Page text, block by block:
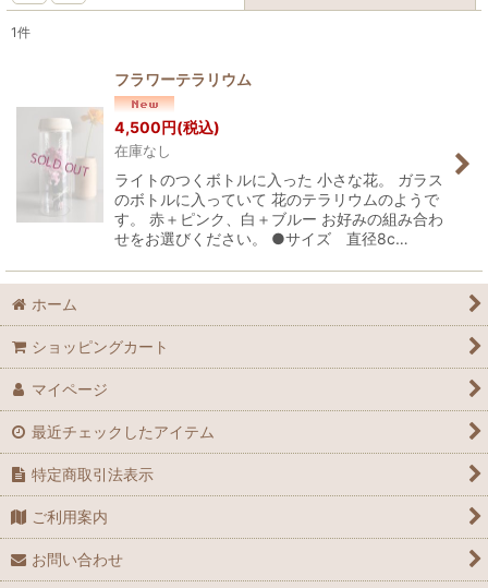
並び順:
絞り込む
1件
フラワーテラリウム
4,500円(税込)
在庫なし
ライトのつくボトルに入った 小さな花。 ガラス
のボトルに入っていて 花のテラリウムのようで
す。 赤＋ピンク、白＋ブルー お好みの組み合わ
せをお選びください。 ●サイズ 直径8c…
ホーム
ショッピングカート
マイページ
最近チェックしたアイテム
特定商取引法表示
ご利用案内
お問い合わせ